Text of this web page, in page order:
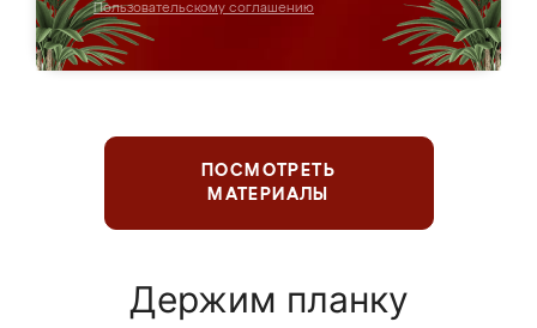
Пользовательскому соглашению
ПОСМОТРЕТЬ
МАТЕРИАЛЫ
Держим планку